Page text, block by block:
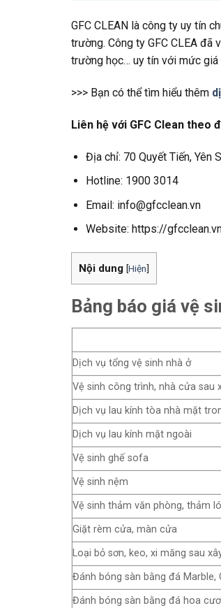
GFC CLEAN là công ty uy tín
trường. Công ty GFC CLEA đã
trường học… uy tín với mức
>>> Bạn có thể tìm hiểu thêm
Liên hệ với GFC Clean theo
Địa chỉ: 70 Quyết Tiến, Yên
Hotline: 1900 3014
Email: info@gfcclean.vn
Website: https://
Nội dung [Hiện]
Bảng báo giá vệ
Dịch vụ tổng vệ sinh nhà ở
Vệ sinh công trình, nhà cửa sau
Dịch vụ lau kính tòa nhà mặt
Dịch vụ lau kính mặt ngoài
Vệ sinh ghế sofa
Vệ sinh nệm
Vệ sinh thảm văn phòng, thảm
Giặt rèm cửa, màn cửa
Loại bỏ sơn, keo, xi măng sau
Đánh bóng sàn bằng đá Marble,
Đánh bóng sàn bằng đá hoa